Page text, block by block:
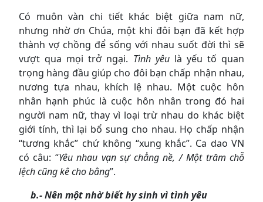
Có muôn vàn chi tiết khác biệt giữa nam nữ,
nhưng nhờ ơn Chúa, một khi đôi bạn đã kết hợp
thành vợ chồng để sống với nhau suốt đời thì sẽ
vượt qua mọi trở ngại. Tình yêulà yếu tố quan
trọng hàng đầu giúp cho đôi bạn chấp nhận nhau,
nương tựa nhau, khích lệ nhau. Một cuộc hôn
nhân hạnh phúc là cuộc hôn nhân trong đó hai
người nam nữ, thay vì loại trừ nhau do khác biệt
giới tính, thì lại bổ sung cho nhau. Họ chấp nhận
“tương khắc” chứ không “xung khắc”. Ca dao VN
có câu: “Yêu nhau vạn sự chẳng nề, / Một trăm chỗ
lệch cũng kê cho bằng”.
b.- Nên một nhờ biết hy sinh vì tình yêu